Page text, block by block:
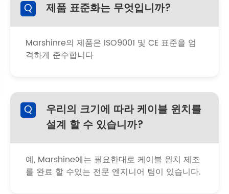
Q 제품 표준화는 무엇입니까?
Marshinre의 제품은 ISO9001 및 CE 표준을 엄
격하게 준수합니다
Q
우리의 크기에 따라 케이블 윈치를
설계 할 수 있습니까?
예, Marshine에는 필요한대로 케이블 윈치 제조
를 완료 할 수있는 전문 엔지니어 팀이 있습니다.